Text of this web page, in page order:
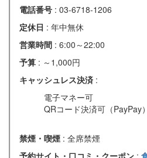
電話番号 : 03-6718-1206
定休日 : 年中無休
営業時間 : 6:00～22:00
予算 : ～1,000円
キャッシュレス決済 :
電子マネー可
QRコード決済可（PayPay）
禁煙・喫煙 : 全席禁煙